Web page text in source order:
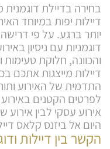
בחירה בדיילת
דיילות יפות במיוחד
יותר ברגע. על פי
דוגמניות עם ניסיון
והכוונה, חלוקת
דיילות מייצגות אתכם
התדמית של האירוע
לפרטים הקטנים
אירוע עסקי לבין אירוע
היום אל ביזנס קלאס
הקשר בין דיילות